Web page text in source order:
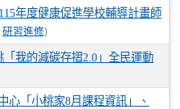
年度健康促進學校輔導計畫師
研習進修)
「我的減碳存摺2.0」全民運動
心「小桃家8月課程資訊」、